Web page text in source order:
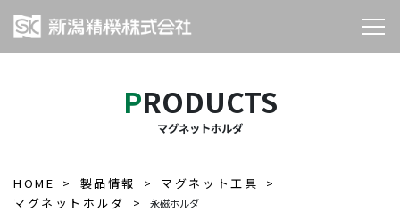
PRODUCTS
マグネットホルダ
HOME 製品情報
マグネット工具
マグネットホルダ
永磁ホルダ